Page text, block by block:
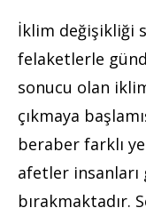
İklim değişikliği
felaketlerle
sonucu olan
çıkmaya
beraber farklı
afetler
bırakmaktadır.